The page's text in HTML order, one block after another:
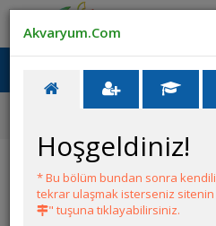
Ana Menü
Yeni Üye Forumu
110 Litre Akvaryum
Kültürü
YANIT YAZ
Akvaryum.Com
Hoşgeldiniz!
* Bu bölüm bundan sonra
tekrar ulaşmak isterseniz
" tuşuna tıklayabilirsiniz.